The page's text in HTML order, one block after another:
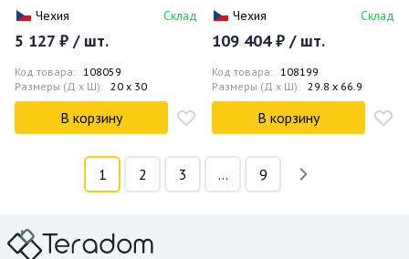
Чехия
Склад
5 127 ₽ / шт.
Код товара: 108059
Размеры (Д x Ш): 20 x 30
В корзину
Чехия
Склад
109 404 ₽ / шт.
Код товара: 108199
Размеры (Д x Ш): 29.8 x 66.9
В корзину
1 2 3 ... 9